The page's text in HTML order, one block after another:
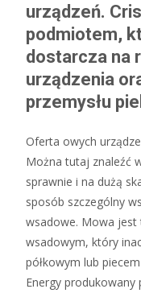
urządzeń.
podmiotem,
dostarcza na
urządzenia
przemysłu
Oferta owych
Można tutaj znaleźć
sprawnie i na dużą
sposób szczególny
wsadowe. Mowa
wsadowym, który
półkowym lub
Energy produkowany